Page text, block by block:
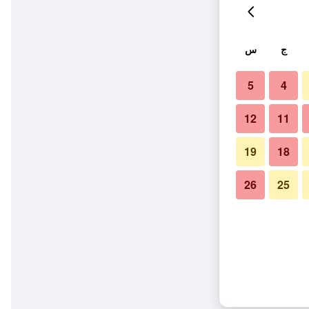
ج س
4
5
11
12
18
19
25
26